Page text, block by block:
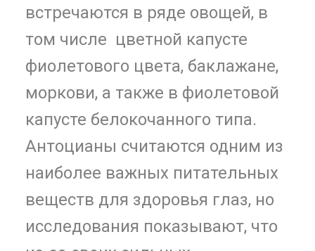
встречаются в ряде овощей, в
том числе цветной капусте
фиолетового цвета, баклажане,
моркови, а также в фиолетовой
капусте белокочанного типа.
Антоцианы считаются одним из
наиболее важных питательных
веществ для здоровья глаз, но
исследования показывают, что